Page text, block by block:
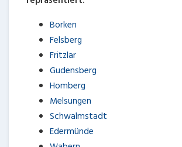
Borken
Felsberg
Fritzlar
Gudensberg
Homberg
Melsungen
Schwalmstadt
Edermünde